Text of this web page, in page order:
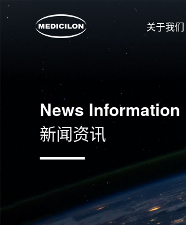
关于我们
News Information
新闻资讯